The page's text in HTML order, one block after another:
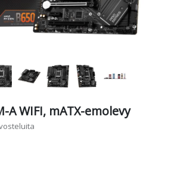
A WIFI, mATX-emolevy